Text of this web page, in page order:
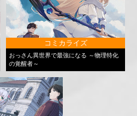
コミカライズ
おっさん異世界で最強になる ～物理特化
の覚醒者～